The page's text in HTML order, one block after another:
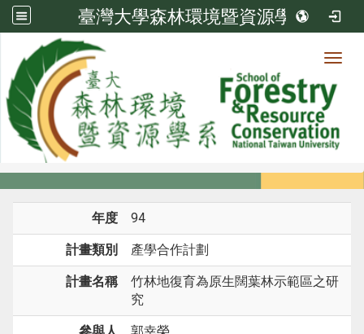
臺灣大學森林環境暨資源學系
系所成員
系所成員
年度 94
計畫類別 產學合作計劃
計畫名稱
竹林地復育為原生闊葉林示範區之研
究